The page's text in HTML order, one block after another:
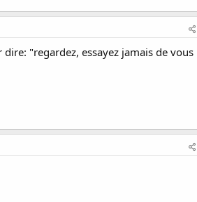
"regardez, essayez jamais de vous